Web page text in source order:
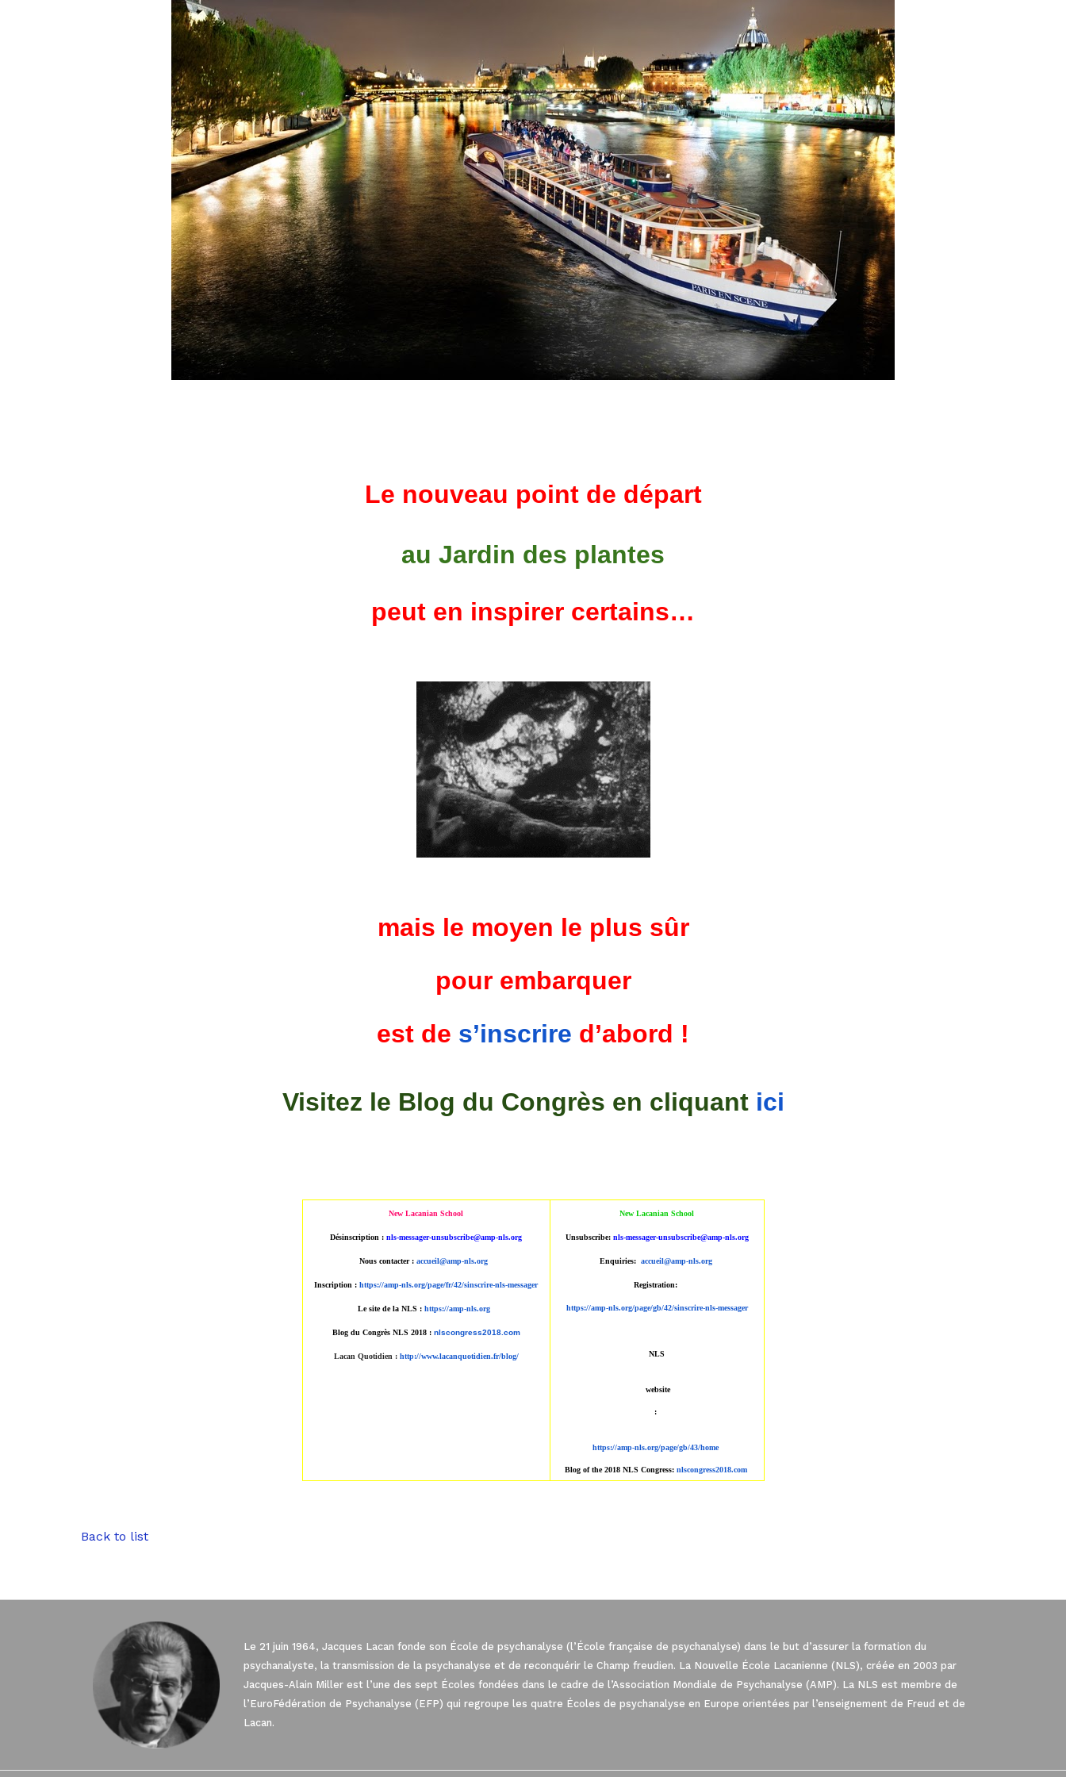
Le nouveau point de départ
au Jardin des plantes
peut en inspirer certains…
mais le moyen le plus sûr
pour embarquer
est de s’inscrire d’abord !
Visitez le Blog du Congrès en cliquant ici
New Lacanian School
Désinscription : nls-messager-unsubscribe@amp-nls.org
Nous contacter : accueil@amp-nls.org
Inscription : https://amp-nls.org/page/fr/42/sinscrire-nls-messager
Le site de la NLS : https://amp-nls.org
Blog du Congrès NLS 2018 : nlscongress2018.com
Lacan Quotidien : http://www.lacanquotidien.fr/blog/
New Lacanian School
Unsubscribe: nls-messager-unsubscribe@amp-nls.org
Enquiries: accueil@amp-nls.org
Registration:
https://amp-nls.org/page/gb/42/sinscrire-nls-messager
NLS
​ website​
:
https://amp-nls.org/page/gb/43/home
Blog of the 2018 NLS Congress: nlscongress2018.com
Back to list
Le 21 juin 1964, Jacques Lacan fonde son École de psychanalyse (l’École française de psychanalyse) dans le but d’assurer la formation du
psychanalyste, la transmission de la psychanalyse et de reconquérir le Champ freudien. La Nouvelle École Lacanienne (NLS), créée en 2003 par
Jacques-Alain Miller est l’une des sept Écoles fondées dans le cadre de l’Association Mondiale de Psychanalyse (AMP). La NLS est membre de
l’EuroFédération de Psychanalyse (EFP) qui regroupe les quatre Écoles de psychanalyse en Europe orientées par l’enseignement de Freud et de
Lacan.